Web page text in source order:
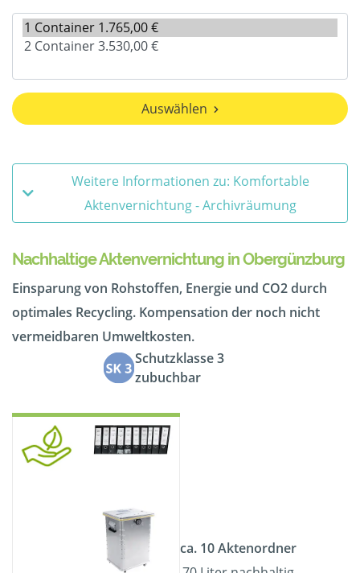
Auswählen
Weitere Informationen zu: Komfortable
Aktenvernichtung - Archivräumung
Nachhaltige Aktenvernichtung in Obergünzburg
Einsparung von Rohstoffen, Energie und CO2 durch
optimales Recycling. Kompensation der noch nicht
vermeidbaren Umweltkosten.
Schutzklasse 3
zubuchbar
ca. 10 Aktenordner